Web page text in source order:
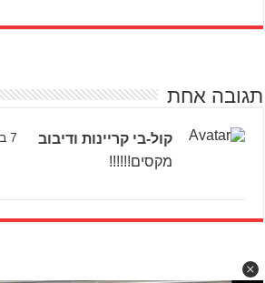
תגובה אחת
קול-בי קריינות ודיבוב 7 בדצמבר 2020 at 10:14
מקסים!!!!!!